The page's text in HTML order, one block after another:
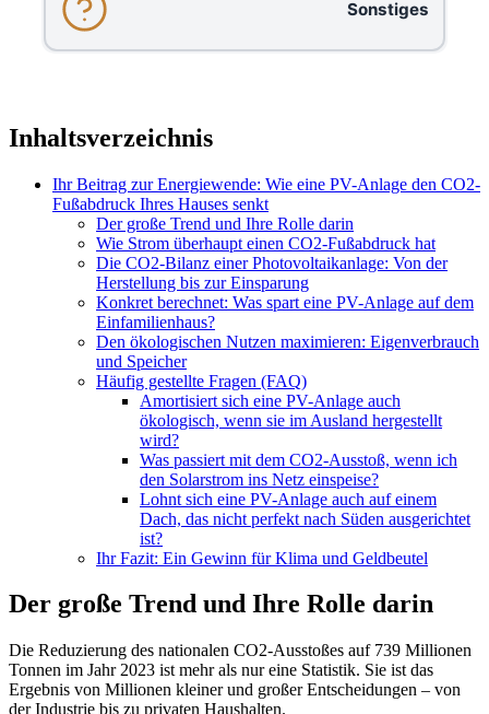
Sonstiges
Inhaltsverzeichnis
Ihr Beitrag zur Energiewende: Wie eine PV-Anlage den CO2-
Fußabdruck Ihres Hauses senkt
Der große Trend und Ihre Rolle darin
Wie Strom überhaupt einen CO2-Fußabdruck hat
Die CO2-Bilanz einer Photovoltaikanlage: Von der
Herstellung bis zur Einsparung
Konkret berechnet: Was spart eine PV-Anlage auf dem
Einfamilienhaus?
Den ökologischen Nutzen maximieren: Eigenverbrauch
und Speicher
Häufig gestellte Fragen (FAQ)
Amortisiert sich eine PV-Anlage auch
ökologisch, wenn sie im Ausland hergestellt
wird?
Was passiert mit dem CO2-Ausstoß, wenn ich
den Solarstrom ins Netz einspeise?
Lohnt sich eine PV-Anlage auch auf einem
Dach, das nicht perfekt nach Süden ausgerichtet
ist?
Ihr Fazit: Ein Gewinn für Klima und Geldbeutel
Der große Trend und Ihre Rolle darin
Die Reduzierung des nationalen CO2-Ausstoßes auf 739 Millionen
Tonnen im Jahr 2023 ist mehr als nur eine Statistik. Sie ist das
Ergebnis von Millionen kleiner und großer Entscheidungen – von
der Industrie bis zu privaten Haushalten.